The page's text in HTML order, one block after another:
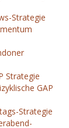
Strategie
Strategie
GAP
Strategie